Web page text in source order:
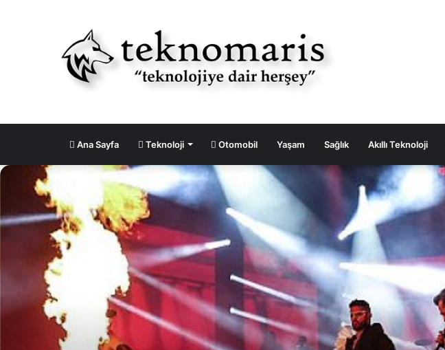
Ana Sayfa Teknoloji Otomobil Yaşam Sağlık Akıllı Teknoloji